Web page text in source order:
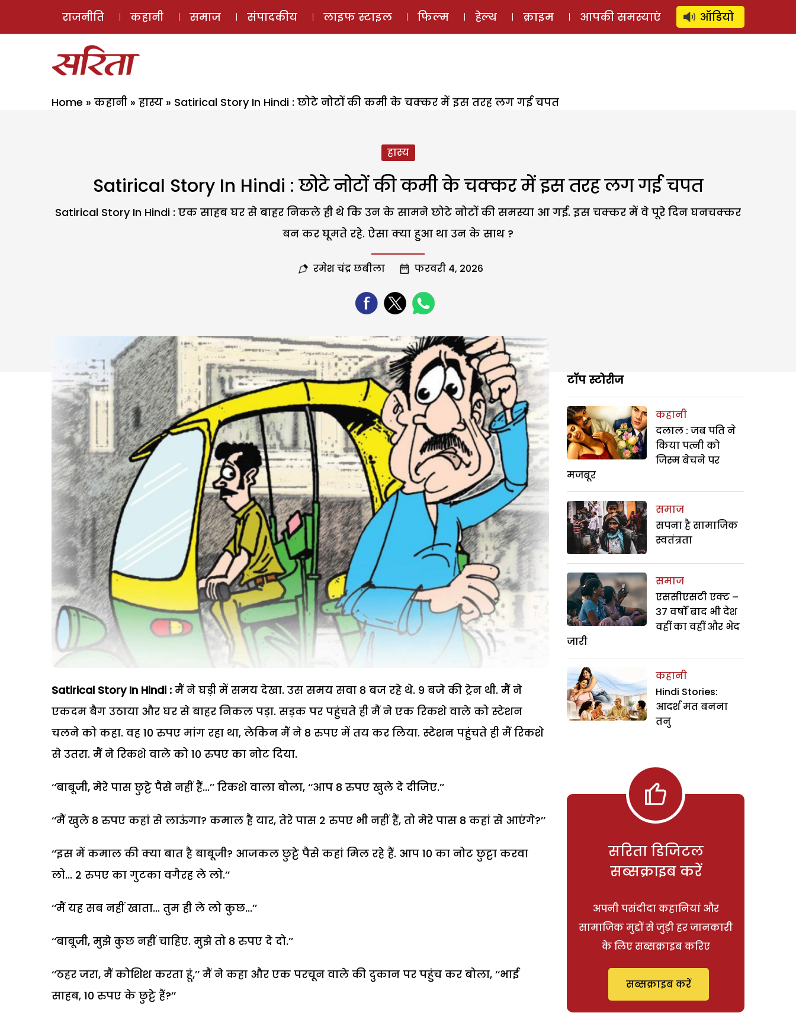
ई-मैगज़ीन ऑडियो स्टोरी लॉग इन ⚲ SUBSCRIBE
राजनीति कहानी समाज संपादकीय लाइफ स्टाइल फिल्म हेल्थ क्राइम आपकी समस्याएं ऑडियो
Home » कहानी » हास्य » Satirical Story In Hindi : छोटे नोटों की कमी के चक्कर में इस तरह लग गई चपत
हास्य
Satirical Story In Hindi : छोटे नोटों की कमी के चक्कर में इस तरह लग गई चपत
Satirical Story In Hindi : एक साहब घर से बाहर निकले ही थे कि उन के सामने छोटे नोटों की समस्या आ गई. इस चक्कर में वे पूरे दिन घनचक्कर
बन कर घूमते रहे. ऐसा क्या हुआ था उन के साथ ?
रमेश चंद्र छबीला फरवरी 4, 2026
Satirical Story In Hindi : मैं ने घड़ी में समय देखा. उस समय सवा 8 बज रहे थे. 9 बजे की ट्रेन थी. मैं ने
एकदम बैग उठाया और घर से बाहर निकल पड़ा. सड़क पर पहुंचते ही मैं ने एक रिकशे वाले को स्टेशन
चलने को कहा. वह 10 रुपए मांग रहा था, लेकिन मैं ने 8 रुपए में तय कर लिया. स्टेशन पहुंचते ही मैं रिकशे
से उतरा. मैं ने रिकशे वाले को 10 रुपए का नोट दिया.
‘‘बाबूजी, मेरे पास छुट्टे पैसे नहीं हैं...’’ रिकशे वाला बोला, ‘‘आप 8 रुपए खुले दे दीजिए.’’
‘‘मैं खुले 8 रुपए कहां से लाऊंगा? कमाल है यार, तेरे पास 2 रुपए भी नहीं हैं, तो मेरे पास 8 कहां से आएंगे?’’
‘‘इस में कमाल की क्या बात है बाबूजी? आजकल छुट्टे पैसे कहां मिल रहे हैं. आप 10 का नोट छुट्टा करवा
लो... 2 रुपए का गुटका वगैरह ले लो.’’
‘‘मैं यह सब नहीं खाता... तुम ही ले लो कुछ...’’
‘‘बाबूजी, मुझे कुछ नहीं चाहिए. मुझे तो 8 रुपए दे दो.’’
‘‘ठहर जरा, मैं कोशिश करता हूं,’’ मैं ने कहा और एक परचून वाले की दुकान पर पहुंच कर बोला, ‘‘भाई
साहब, 10 रुपए के छुट्टे हैं?’’
टॉप स्टोरीज
कहानी
दलाल : जब पति ने
किया पत्नी को
जिस्म बेचने पर
मजबूर
समाज
सपना है सामाजिक
स्वतंत्रता
समाज
एससीएसटी एक्ट –
37 वर्षों बाद भी देश
वहीं का वहीं और भेद
जारी
कहानी
Hindi Stories:
आदर्श मत बनना
तनु
सरिता डिजिटल
सब्सक्राइब करें
अपनी पसंदीदा कहानियां और
सामाजिक मुद्दों से जुड़ी हर जानकारी
के लिए सब्सक्राइब करिए
सब्सक्राइब करें